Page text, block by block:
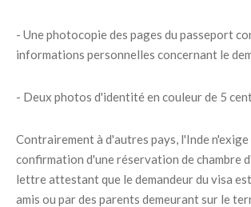
- Une photocopie des pages du passeport
informations personnelles concernant le
- Deux photos d'identité en couleur de 5
Contrairement à d'autres pays, l'Inde n'exige
confirmation d'une réservation de chambre
lettre attestant que le demandeur du visa
amis ou par des parents demeurant sur le